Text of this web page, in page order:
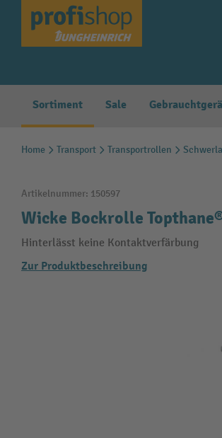
Zur Hauptnavigation springen
Sortiment Sale
Home Transport Transportrollen
Artikelnummer: 150597
Wicke Bockrolle
Hinterlässt keine Kontaktverfärbung
Zur Produktbeschreibung